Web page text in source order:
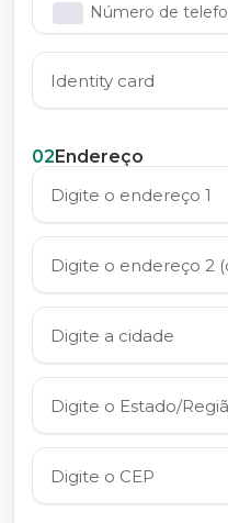
Número de
02Endereço